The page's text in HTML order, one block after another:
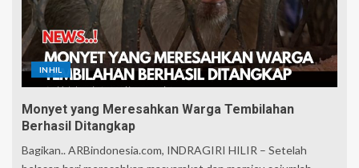
INHIL
Monyet yang Meresahkan Warga Tembilahan
Berhasil Ditangkap
Bagikan.. ARBindonesia.com, INDRAGIRI HILIR – Setelah